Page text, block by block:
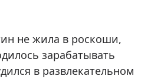
не жила в роскоши,
зарабатывать
в развлекательном